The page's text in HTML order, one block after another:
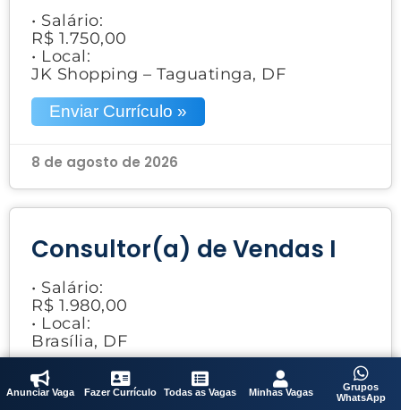
• Salário:
R$ 1.750,00
• Local:
JK Shopping – Taguatinga, DF
Enviar Currículo »
8 de agosto de 2026
Consultor(a) de Vendas I
• Salário:
R$ 1.980,00
• Local:
Brasília, DF
Enviar Currículo »
Anunciar Vaga Fazer Currículo Todas as Vagas Minhas Vagas
Grupos
WhatsApp